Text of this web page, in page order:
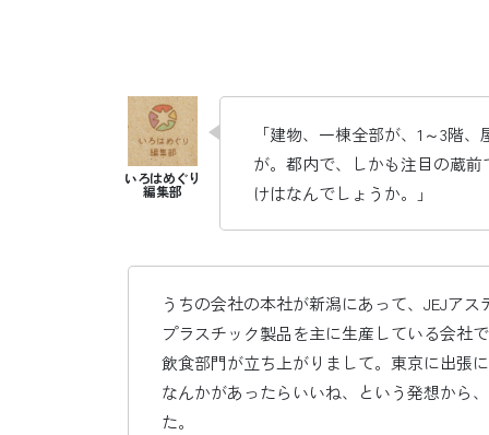
「建物、一棟全部が、1～3階
が。都内で、しかも注目の蔵
けはなんでしょうか。」
うちの会社の本社が新潟にあって、JEJア
プラスチック製品を主に生産している会社
飲食部門が立ち上がりまして。東京に出張
なんかがあったらいいね、という発想から
た。